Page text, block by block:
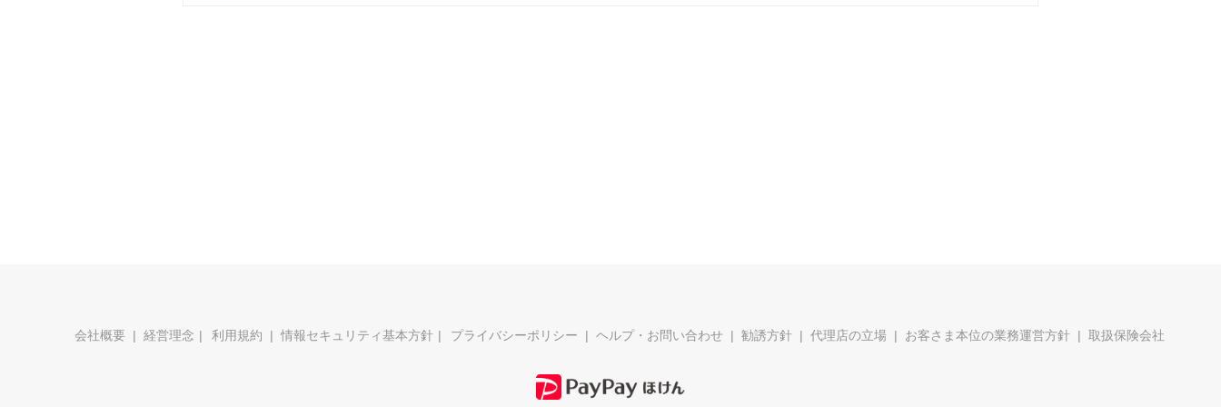
会社概要 経営理念 利用規約 情報セキュリティ基本方針 プライバシーポリシー ヘルプ・お問い合わせ 勧誘方針 代理店の立場 お客さま本位の業務運営方針 取扱保険会社